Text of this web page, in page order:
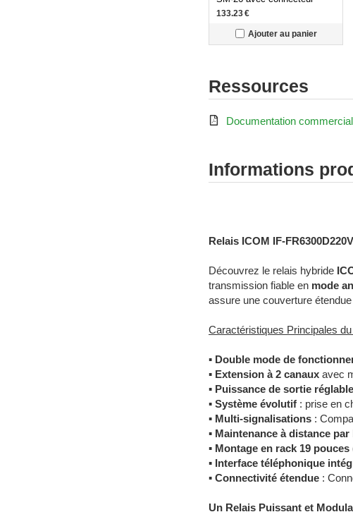
modular 8 pins (RJ45)
133.23€
Ajouter au panier
Ressources
 Documentation
Informations
Relais ICOM IF-
Découvrez le relais hybride
transmission fiable en mode
assure une couverture
Caractéristiques Principales
▪ Double mode de
▪ Extension à 2 canaux avec
▪ Puissance de sortie
▪ Système évolutif : prise en
▪ Multi-signalisations :
▪ Maintenance à distance par
▪ Montage en rack 19 pouces
▪ Interface téléphonique
▪ Connectivité étendue :
Un Relais Puissant et